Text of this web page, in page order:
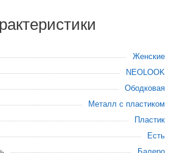
Женские
NEOLOOK
Ободковая
Металл с пластиком
Пластик
Есть